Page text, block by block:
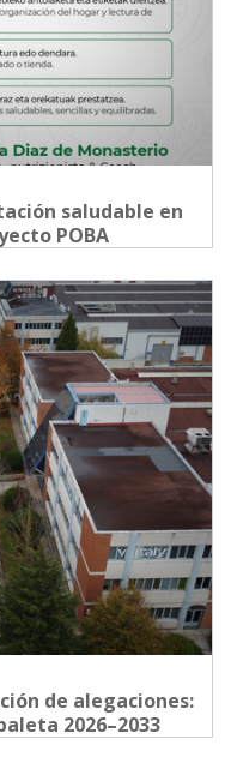
saludable en
POBA
de alegaciones:
2026–2033